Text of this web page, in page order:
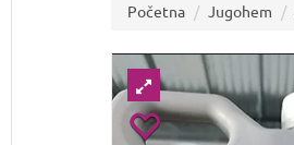
Početna Jugohem